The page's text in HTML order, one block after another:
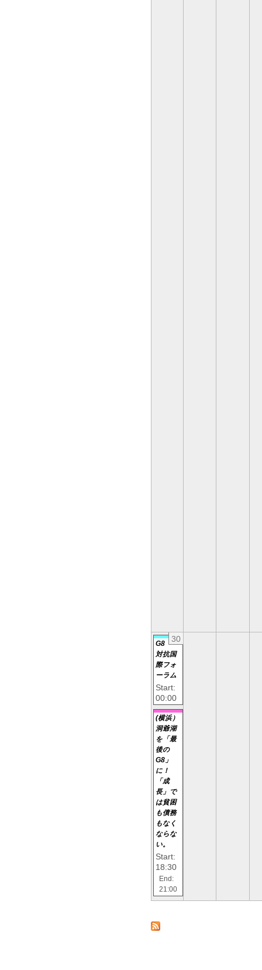
30
G8
対抗国
際フォ
ーラム
Start:
00:00
(横浜）
洞爺湖
を「最
後の
G8」
に！
「成
長」で
は貧困
も債務
もなく
ならな
い。
Start:
18:30
End:
21:00